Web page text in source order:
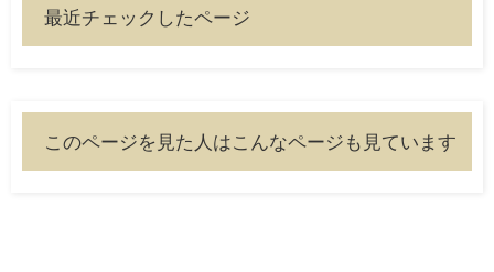
最近チェックしたページ
このページを見た人はこんなページも見ています